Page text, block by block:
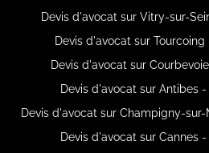
Devis d'avocat sur Vitry-sur-
Devis d'avocat sur
Devis d'avocat sur
Devis d'avocat sur Antibes
Devis d'avocat sur Champigny-
Devis d'avocat sur Cannes